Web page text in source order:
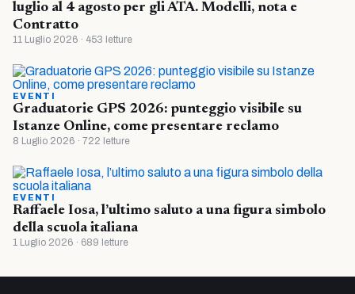
luglio al 4 agosto per gli ATA. Modelli, nota e
Contratto
11 Luglio 2026 · 453 letture
EVENTI
Graduatorie GPS 2026: punteggio visibile su
Istanze Online, come presentare reclamo
8 Luglio 2026 · 722 letture
EVENTI
Raffaele Iosa, l’ultimo saluto a una figura simbolo
della scuola italiana
1 Luglio 2026 · 689 letture